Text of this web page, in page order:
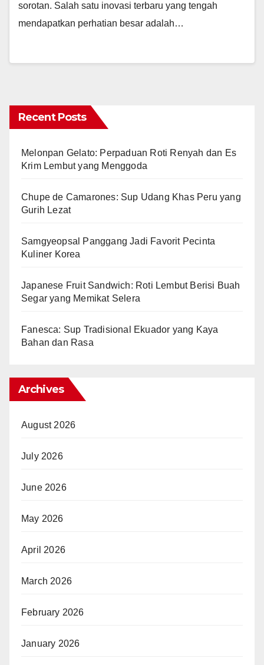
sorotan. Salah satu inovasi terbaru yang tengah
mendapatkan perhatian besar adalah…
Recent Posts
Melonpan Gelato: Perpaduan Roti Renyah dan Es
Krim Lembut yang Menggoda
Chupe de Camarones: Sup Udang Khas Peru yang
Gurih Lezat
Samgyeopsal Panggang Jadi Favorit Pecinta
Kuliner Korea
Japanese Fruit Sandwich: Roti Lembut Berisi Buah
Segar yang Memikat Selera
Fanesca: Sup Tradisional Ekuador yang Kaya
Bahan dan Rasa
Archives
August 2026
July 2026
June 2026
May 2026
April 2026
March 2026
February 2026
January 2026